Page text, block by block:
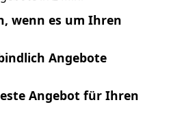
wenn es um Ihren
Angebote
Angebot für Ihren